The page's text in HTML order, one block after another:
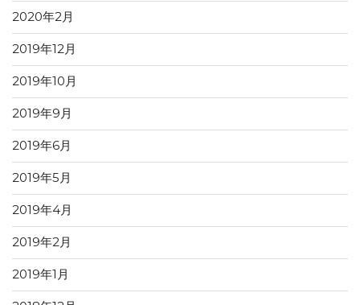
2020年2月
2019年12月
2019年10月
2019年9月
2019年6月
2019年5月
2019年4月
2019年2月
2019年1月